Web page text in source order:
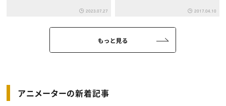
2023.07.27 2017.04.10
アニメーターの新着記事